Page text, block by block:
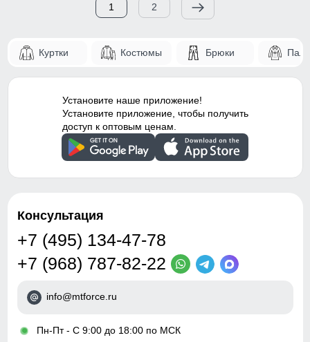
1 2
Куртки Костюмы Брюки
Установите наше приложение!
Установите приложение, чтобы получить
доступ к оптовым ценам.
Консультация
+7 (495) 134-47-78
+7 (968) 787-82-22
info@mtforce.ru
• Пн-Пт - С 9:00 до 18:00 по МСК